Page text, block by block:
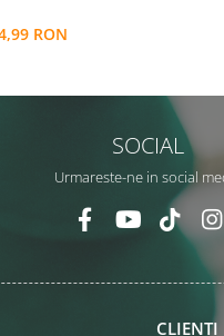
RON
SOCIAL
Urmareste-ne in social
CLIENTI